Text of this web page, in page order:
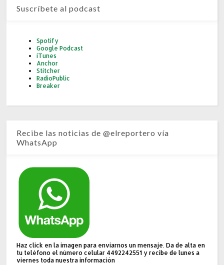
Suscríbete al podcast
Spotify
Google Podcast
iTunes
Anchor
Stitcher
RadioPublic
Breaker
Recibe las noticias de @elreportero vía
WhatsApp
Haz click en la imagen para enviarnos un mensaje. Da de alta en
tu teléfono el número celular 4492242551 y recibe de lunes a
viernes toda nuestra información